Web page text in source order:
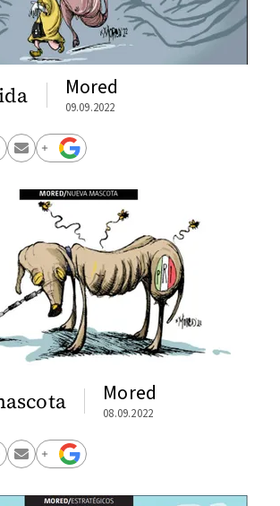
Mored
09.09.2022
Mored
08.09.2022